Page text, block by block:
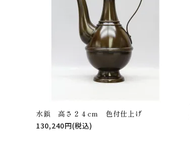
水鋲 高さ２４cm 色付仕上げ
130,240円(税込)